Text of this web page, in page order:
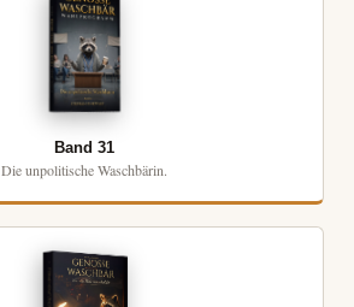
Band 31
Die unpolitische Waschbärin.